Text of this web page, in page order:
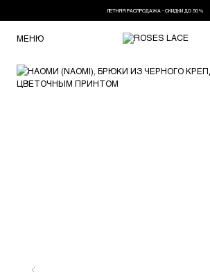
ЛЕТНЯЯ РАСПРОДАЖА - СКИДКИ ДО 50%
МЕНЮ